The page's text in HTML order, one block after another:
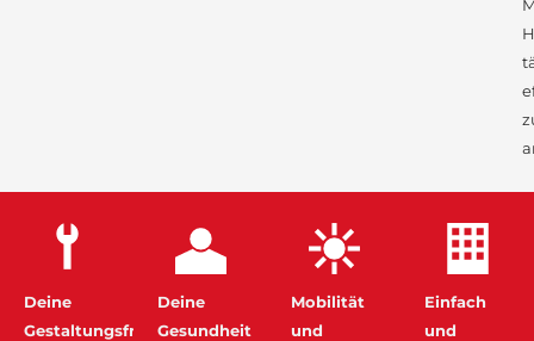
Deine
Gestaltungsfreiheiten
Deine
Gesundheit
Mobilität
und
Einfach
und